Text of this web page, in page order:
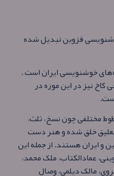
قزوین تبدیل شده‌
خوشنویسی ایران است .
کاخ نیز در این موزه در
مختلفی چون نسخ، ثلث،
خلق شده و هنر دست
و ایران هستند. از جمله این
عمادالکتاب، ملک محمد،
مالک دیلمی، وصال